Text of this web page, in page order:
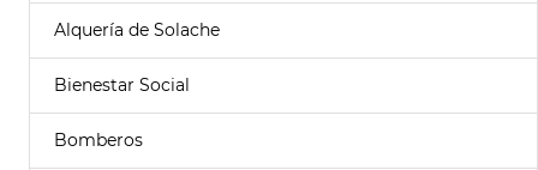
Alquería de Solache
Bienestar Social
Bomberos